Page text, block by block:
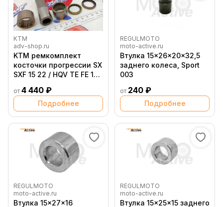
KTM
adv-shop.ru
KTM ремкомплект
косточки прогрессии SX
SXF 15 22 / HQV TE FE 17
77204083010 )
от 4 440 ₽
Подробнее
REGULMOTO
moto-active.ru
Втулка 15x26x20x32,5
заднего колеса, Sport
003
от 240 ₽
Подробнее
REGULMOTO
moto-active.ru
Втулка 15x27x16
REGULMOTO
moto-active.ru
Втулка 15x25x15 заднего